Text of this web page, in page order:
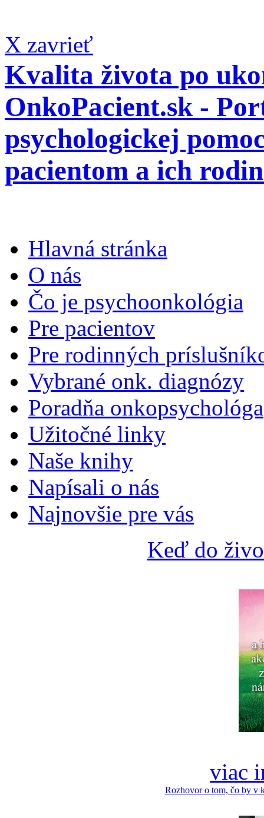
X zavrieť
Kvalita života po
OnkoPacient.sk -
psychologickej
pacientom a ich
Hlavná stránka
O nás
Čo je psychoonkológia
Pre pacientov
Pre rodinných
Vybrané onk. diagnózy
Poradňa onkopsychológa
Užitočné linky
Naše knihy
Napísali o nás
Najnovšie pre vás
Keď do
viac
Rozhovor o tom, čo by v